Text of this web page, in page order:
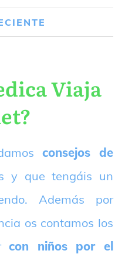
Viaja
consejos de
y que tengáis un
Además por
os contamos los
con niños por el